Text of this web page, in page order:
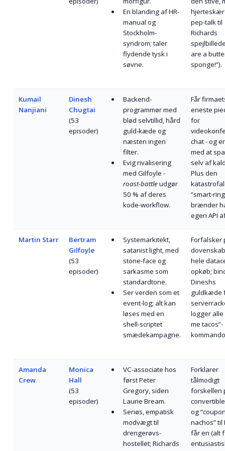
En blanding af HR-
manual og
Stockholm-
syndrom; taler
flydende tysk i
søvne.
pep-talk til
Richards
are a
sponge!”).
Kumail
Nanjiani
Dinesh
Chugtai
(53
episoder)
Backend-
programmør med
blød selvtillid, hård
guld-kæde og
næsten ingen
filter.
Evig rivalisering
med Gilfoyle -
roast-battleudgør
50 % af deres
kode-workflow.
Får
eneste
for
chat - og
med at
selv af
Plus den
“smart-
brænder
egen API
Martin Starr
Bertram
Gilfoyle
(53
episoder)
Systemarkitekt,
satanist light, med
stone-face og
sarkasme som
standardtone.
Ser verden som et
event-log; alt kan
løses med en
shell-scriptet
smædekampagne.
Forfalsker
hele
opkøb;
Dineshs
guldkæde
logger alle
me tacos”-
Amanda
Crew
Monica
Hall
(53
episoder)
VC-associate hos
først Peter
Gregory, siden
Laurie Bream.
Seriøs, empatisk
modvægt til
drengerøvs-
hostellet; Richards
Forklarer
tålmodigt
forskellen
og
nachos” til
får en (alt